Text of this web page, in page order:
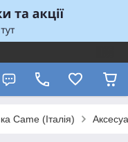
Came (Італія)